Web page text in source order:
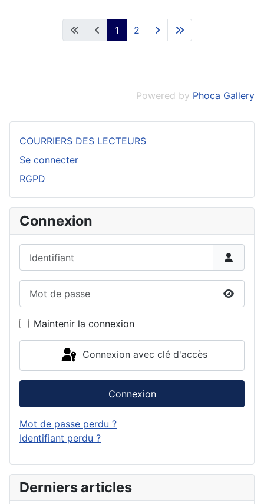
COURRIERS DES LECTEURS
Se connecter
RGPD
Connexion
Maintenir la connexion
Connexion avec clé d'accès
Connexion
Mot de passe perdu ?
Identifiant perdu ?
Derniers articles
1 2
Powered by Phoca Gallery